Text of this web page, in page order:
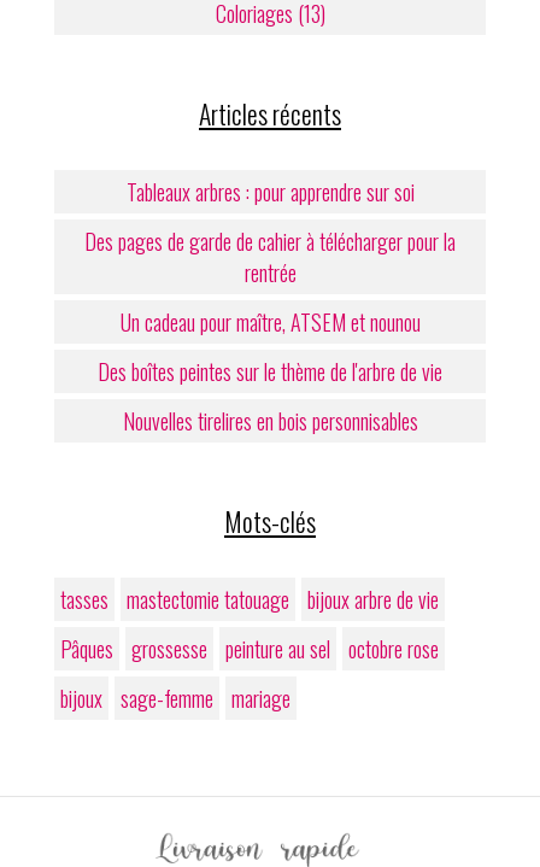
Coloriages (13)
Articles récents
Tableaux arbres : pour apprendre sur soi
Des pages de garde de cahier à télécharger pour la
rentrée
Un cadeau pour maître, ATSEM et nounou
Des boîtes peintes sur le thème de l'arbre de vie
Nouvelles tirelires en bois personnisables
Mots-clés
tasses mastectomie tatouage
bijoux arbre de vie
Pâques
grossesse peinture au sel
octobre rose
bijoux sage-femme mariage